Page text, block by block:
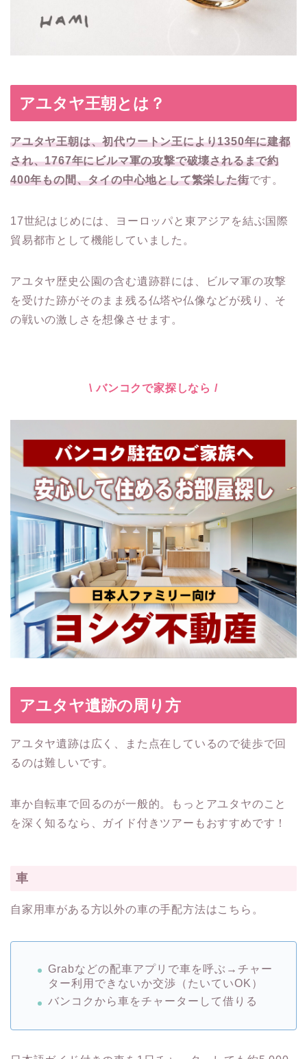
アユタヤ王朝とは？
アユタヤ王朝は、初代ウートン王により1350年に建都
され、1767年にビルマ軍の攻撃で破壊されるまで約
400年もの間、タイの中心地として繁栄した街です。
17世紀はじめには、ヨーロッパと東アジアを結ぶ国際
貿易都市として機能していました。
アユタヤ歴史公園の含む遺跡群には、ビルマ軍の攻撃
を受けた跡がそのまま残る仏塔や仏像などが残り、そ
の戦いの激しさを想像させます。
\ バンコクで家探しなら /
アユタヤ遺跡の周り方
アユタヤ遺跡は広く、また点在しているので徒歩で回
るのは難しいです。
車か自転車で回るのが一般的。もっとアユタヤのこと
を深く知るなら、ガイド付きツアーもおすすめです！
車
自家用車がある方以外の車の手配方法はこちら。
Grabなどの配車アプリで車を呼ぶ→チャー
ター利用できないか交渉（たいていOK）
バンコクから車をチャーターして借りる